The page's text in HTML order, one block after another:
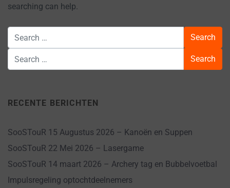
searching can help.
RECENTE BERICHTEN
SooSTouR 15 Augustus 2026 – Kanoën en Suppen
SooSTouR 22 Mei 2026 – Lasergame
SooSTouR 14 maart 2026 – Archery tag en Bubbelvoetbal
Impulsregeling optochtdeelnemers